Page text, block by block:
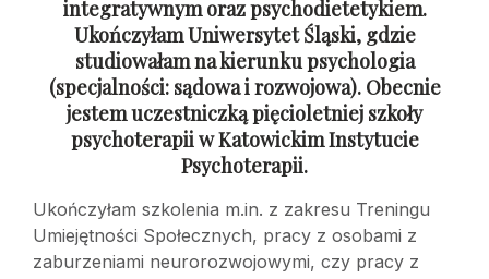
integratywnym oraz psychodietetykiem.
Ukończyłam Uniwersytet Śląski, gdzie
studiowałam na kierunku psychologia
(specjalności: sądowai rozwojowa). Obecnie
jestem uczestniczką pięcioletniej szkoły
psychoterapiiw Katowickim Instytucie
Psychoterapii.
Ukończyłam szkolenia m.in. z zakresu Treningu
Umiejętności Społecznych, pracy z osobami z
zaburzeniami neurorozwojowymi, czy pracy z